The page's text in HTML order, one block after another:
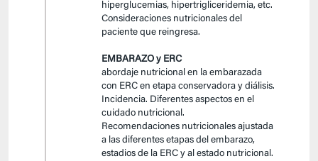
hiperglucemias, hipertrigliceridemia, etc.
Consideraciones nutricionales del
paciente que reingresa.
EMBARAZO y ERC
abordaje nutricional en la embarazada
con ERC en etapa conservadora y diálisis.
Incidencia. Diferentes aspectos en el
cuidado nutricional.
Recomendaciones nutricionales ajustada
a las diferentes etapas del embarazo,
estadios de la ERC y al estado nutricional.